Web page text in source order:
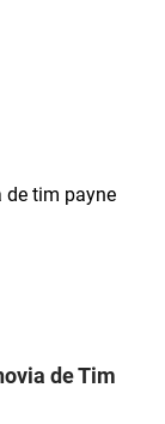
de Tim